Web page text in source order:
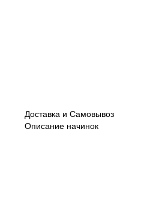
Доставка и Самовывоз
Описание начинок